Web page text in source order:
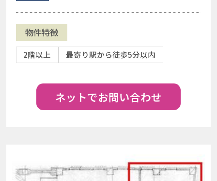
物件特徴
2階以上 最寄り駅から徒歩5分以内
ネットでお問い合わせ